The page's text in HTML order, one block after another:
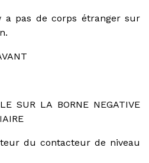
a pas de corps étranger sur
SUR LA BORNE NEGATIVE
du contacteur de niveau